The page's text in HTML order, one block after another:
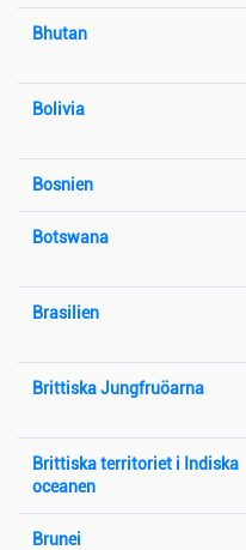
Bhutan
Bolivia
Bosnien
Botswana
Brasilien
Brittiska Jungfruöarna
Brittiska territoriet i Indiska
oceanen
Brunei